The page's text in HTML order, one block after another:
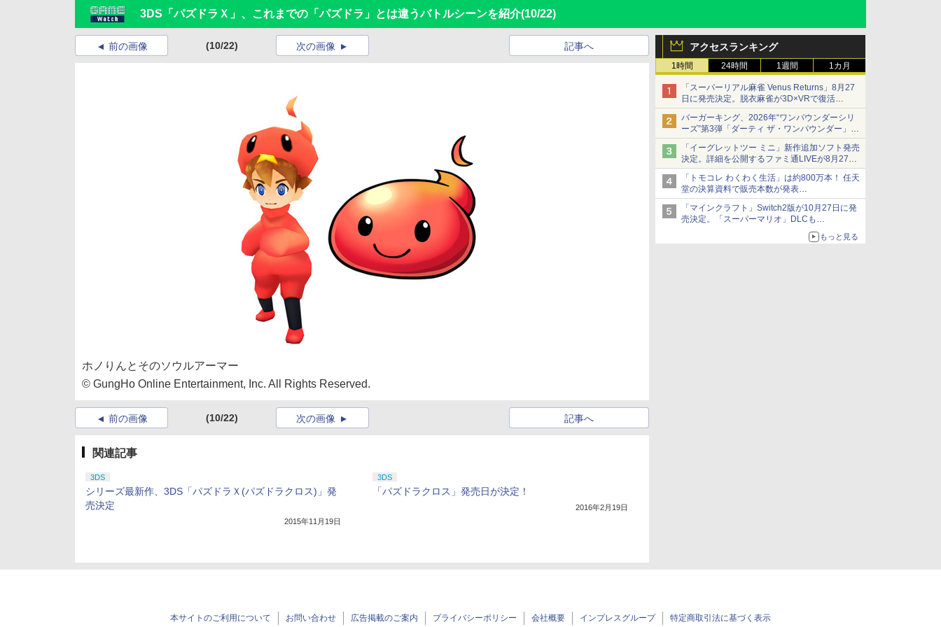
3DS「パズドラＸ」、これまでの「パズドラ」とは違うバトルシーンを紹介(10/22)
アクセスランキング
1時間 24時間 1週間 1カ月
「スーパーリアル麻雀 Venus Returns」8月27
日に発売決定。脱衣麻雀が3D×VRで復活
発売から2週間は20%オフになるセールが実施
バーガーキング、2026年“ワンパウンダーシリ
ーズ”第3弾「ダーティ ザ・ワンパウンダー」を
8月7日発売
「特製ガーリックマヨソース」を使用した超大
型チーズバーガー
「イーグレットツー ミニ」新作追加ソフト発売
決定。詳細を公開するファミ通LIVEが8月27日
20時から配信
シリーズ累計100タイトルへ
「トモコレ わくわく生活」は約800万本！ 任天
堂の決算資料で販売本数が発表
「ぽこポケ」は127万本に
「マインクラフト」Switch2版が10月27日に発
売決定。「スーパーマリオ」DLCも
Switch版からのアップグレードも可能に
もっと見る
前の画像 (10/22) 記事へ
次の画像
ホノりんとそのソウルアーマー
© GungHo Online Entertainment, Inc. All Rights Reserved.
前の画像 (10/22) 記事へ
次の画像
関連記事
3DS
シリーズ最新作、3DS「パズドラＸ(パズドラクロス)」発
売決定
2015年11月19日
3DS
「パズドラクロス」発売日が決定！
2016年2月19日
本サイトのご利用について お問い合わせ 広告掲載のご案内 プライバシーポリシー 会社概要 インプレスグループ 特定商取引法に基づく表示